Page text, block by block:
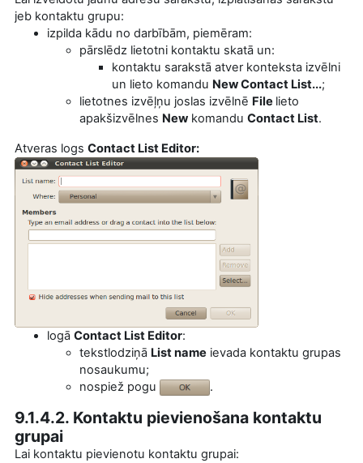
jeb kontaktu grupu:
izpilda kādu no darbībām, piemēram:
pārslēdz lietotni kontaktu skatā un:
kontaktu sarakstā atver konteksta izvēlni
un lieto komandu New Contact List...;
lietotnes izvēļņu joslas izvēlnē File lieto
apakšizvēlnes New komandu Contact List.
Atveras logs Contact List Editor:
logā Contact List Editor:
tekstlodziņā List name ievada kontaktu grupas
nosaukumu;
nospiež pogu
.
9.1.4.2. Kontaktu pievienošana kontaktu
grupai
Lai kontaktu pievienotu kontaktu grupai: